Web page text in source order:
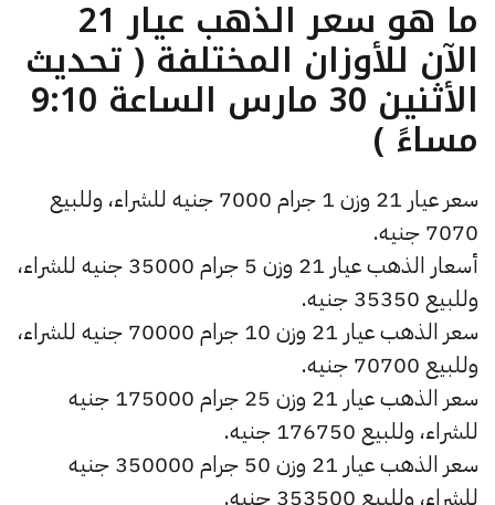
ما هو سعر الذهب عيار 21
الآن للأوزان المختلفة ( تحديث
الأثنين 30 مارس الساعة 9:10
مساءً )
سعر عيار 21 وزن 1 جرام 7000 جنيه للشراء، وللبيع
7070 جنيه.
أسعار الذهب عيار 21 وزن 5 جرام 35000 جنيه للشراء،
وللبيع 35350 جنيه.
سعر الذهب عيار 21 وزن 10 جرام 70000 جنيه للشراء،
وللبيع 70700 جنيه.
سعر الذهب عيار 21 وزن 25 جرام 175000 جنيه
للشراء، وللبيع 176750 جنيه.
سعر الذهب عيار 21 وزن 50 جرام 350000 جنيه
للشراء، وللبيع 353500 جنيه.